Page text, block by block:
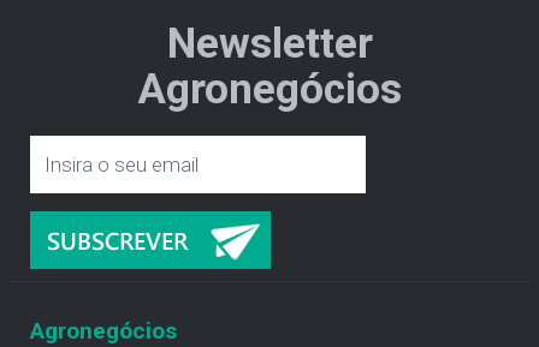
Newsletter
Agronegócios
Agronegócios